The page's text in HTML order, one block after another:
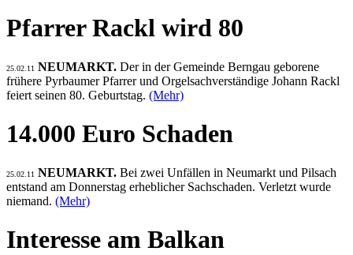
Pfarrer Rackl wird 80
25.02.11 NEUMARKT. Der in der Gemeinde Berngau geborene
frühere Pyrbaumer Pfarrer und Orgelsachverständige Johann Rackl
feiert seinen 80. Geburtstag. (Mehr)
14.000 Euro Schaden
25.02.11 NEUMARKT. Bei zwei Unfällen in Neumarkt und Pilsach
entstand am Donnerstag erheblicher Sachschaden. Verletzt wurde
niemand. (Mehr)
Interesse am Balkan